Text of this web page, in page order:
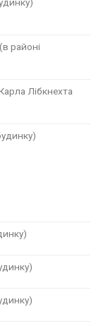
районі
Лібкнехта